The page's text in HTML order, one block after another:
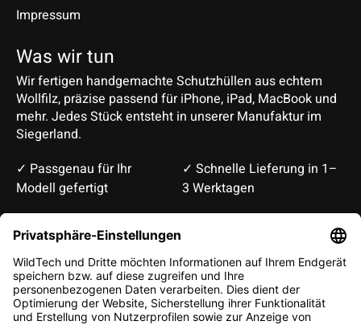
Impressum
Was wir tun
Wir fertigen handgemachte Schutzhüllen aus echtem
Wollfilz, präzise passend für iPhone, iPad, MacBook und
mehr. Jedes Stück entsteht in unserer Manufaktur im
Siegerland.
✓ Passgenau für Ihr
Modell gefertigt
✓ Schnelle Lieferung in 1–
3 Werktagen
English
EUR
CHF